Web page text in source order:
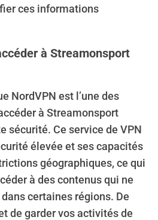
ces informations
à Streamonsport
NordVPN est l’une des
à Streamonsport
sécurité. Ce service de VPN
élevée et ses capacités
géographiques, ce qui
à des contenus qui ne
certaines régions. De
de garder vos activités de